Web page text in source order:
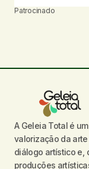
Patrocinado
A Geleia Total é
valorização da
diálogo artístico e,
produções